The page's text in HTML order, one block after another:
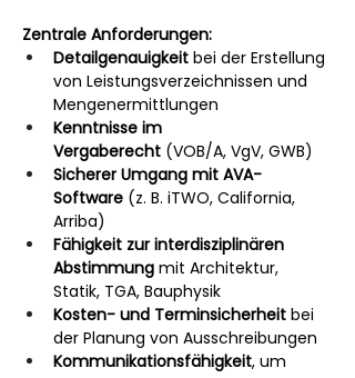
Zentrale Anforderungen:
Detailgenauigkeit bei der Erstellung
von Leistungsverzeichnissen und
Mengenermittlungen
Kenntnisse im
Vergaberecht (VOB/A, VgV, GWB)
Sicherer Umgang mit AVA-
Software (z. B. iTWO, California,
Arriba)
Fähigkeit zur interdisziplinären
Abstimmung mit Architektur,
Statik, TGA, Bauphysik
Kosten- und Terminsicherheit bei
der Planung von Ausschreibungen
Kommunikationsfähigkeit, um